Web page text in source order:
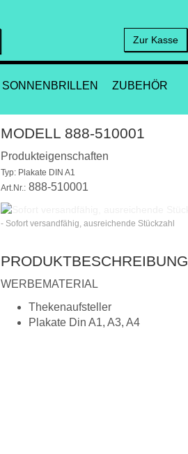
Zur Kasse
SONNENBRILLEN ZUBEHÖR
MODELL 888-510001
Produkteigenschaften
Typ: Plakate DIN A1
Art.Nr.: 888-510001
- Sofort versandfähig, ausreichende Stückzahl
PRODUKTBESCHREIBUNG
WERBEMATERIAL
Thekenaufsteller
Plakate Din A1, A3, A4